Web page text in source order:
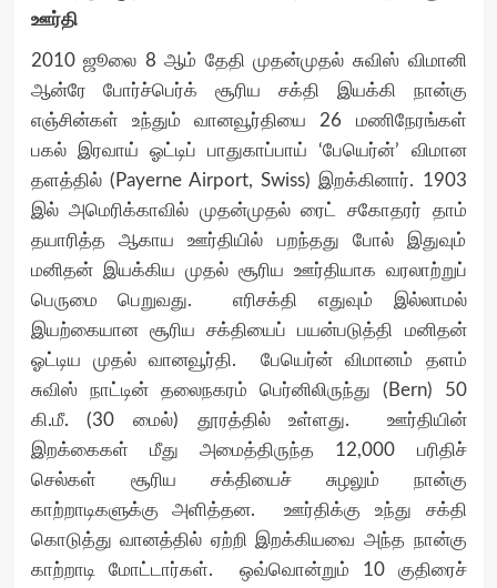
ஊர்தி
2010 ஜூலை 8 ஆம் தேதி முதன்முதல் சுவிஸ் விமானி
ஆன்ரே போர்ச்பெர்க் சூரிய சக்தி இயக்கி நான்கு
எஞ்சின்கள் உந்தும் வானவூர்தியை 26 மணிநேரங்கள்
பகல் இரவாய் ஓட்டிப் பாதுகாப்பாய் ‘பேயெர்ன்’ விமான
தளத்தில் (Payerne Airport, Swiss) இறக்கினார். 1903
இல் அமெரிக்காவில் முதன்முதல் ரைட் சகோதரர் தாம்
தயாரித்த ஆகாய ஊர்தியில் பறந்தது போல் இதுவும்
மனிதன் இயக்கிய முதல் சூரிய ஊர்தியாக வரலாற்றுப்
பெருமை பெறுவது. எரிசக்தி எதுவும் இல்லாமல்
இயற்கையான சூரிய சக்தியைப் பயன்படுத்தி மனிதன்
ஓட்டிய முதல் வானவூர்தி. பேயெர்ன் விமானம் தளம்
சுவிஸ் நாட்டின் தலைநகரம் பெர்னிலிருந்து (Bern) 50
கி.மீ. (30 மைல்) தூரத்தில் உள்ளது. ஊர்தியின்
இறக்கைகள் மீது அமைத்திருந்த 12,000 பரிதிச்
செல்கள் சூரிய சக்தியைச் சுழலும் நான்கு
காற்றாடிகளுக்கு அளித்தன. ஊர்திக்கு உந்து சக்தி
கொடுத்து வானத்தில் ஏற்றி இறக்கியவை அந்த நான்கு
காற்றாடி மோட்டார்கள். ஒவ்வொன்றும் 10 குதிரைச்